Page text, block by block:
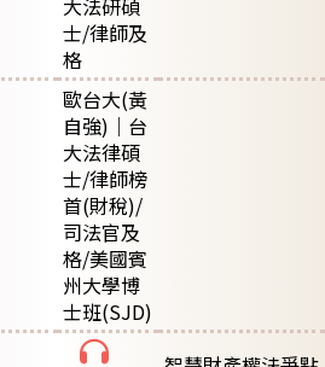
大法研碩
士/律師及
格
歐台大(黃
自強)｜台
大法律碩
士/律師榜
首(財稅)/
司法官及
格/美國賓
州大學博
士班(SJD)